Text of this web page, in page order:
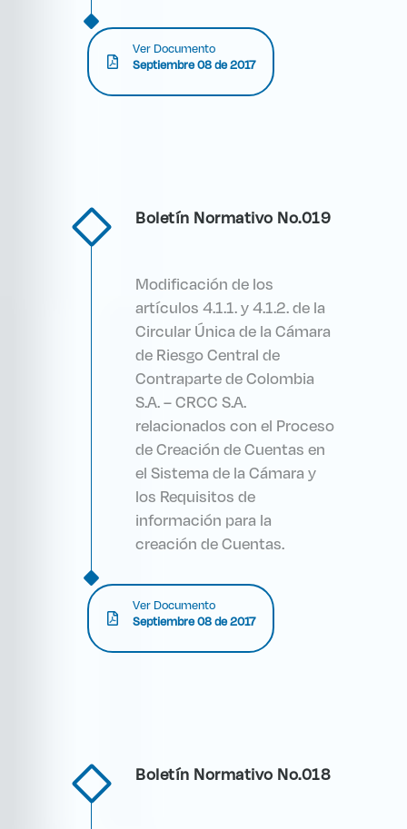
Ver Documento
Septiembre 08 de 2017
Boletín Normativo No.019
Modificación de los
artículos 4.1.1. y 4.1.2. de la
Circular Única de la Cámara
de Riesgo Central de
Contraparte de Colombia
S.A. – CRCC S.A.
relacionados con el Proceso
de Creación de Cuentas en
el Sistema de la Cámara y
los Requisitos de
información para la
creación de Cuentas.
Ver Documento
Septiembre 08 de 2017
Boletín Normativo No.018